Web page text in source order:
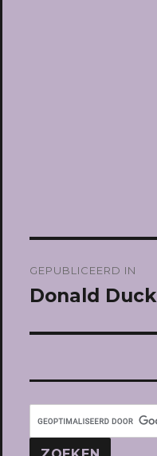
navigatie
GEPUBLICEERD IN
Donald Duck